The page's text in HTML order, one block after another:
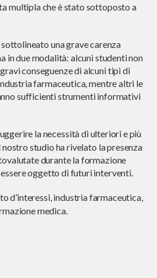
multipla che è stato sottoposto a
una grave carenza
in due modalità: alcuni studenti non
conseguenze di alcuni tipi di
farmaceutica, mentre altri le
sufficienti strumenti informativi
la necessità di ulteriori e più
studio ha rivelato la presenza
durante la formazione
oggetto di futuri interventi.
d’interessi, industria farmaceutica,
medica.